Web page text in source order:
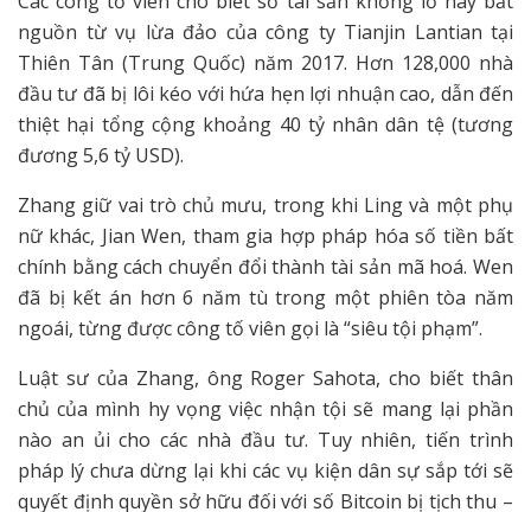
nguồn từ vụ lừa đảo của công ty Tianjin Lantian tại
Thiên Tân (Trung Quốc) năm 2017. Hơn 128,000 nhà
đầu tư đã bị lôi kéo với hứa hẹn lợi nhuận cao, dẫn đến
thiệt hại tổng cộng khoảng 40 tỷ nhân dân tệ (tương
đương 5,6 tỷ USD).
Zhang giữ vai trò chủ mưu, trong khi Ling và một phụ
nữ khác, Jian Wen, tham gia hợp pháp hóa số tiền bất
chính bằng cách chuyển đổi thành tài sản mã hoá. Wen
đã bị kết án hơn 6 năm tù trong một phiên tòa năm
ngoái, từng được công tố viên gọi là “siêu tội phạm”.
Luật sư của Zhang, ông Roger Sahota, cho biết thân
chủ của mình hy vọng việc nhận tội sẽ mang lại phần
nào an ủi cho các nhà đầu tư. Tuy nhiên, tiến trình
pháp lý chưa dừng lại khi các vụ kiện dân sự sắp tới sẽ
quyết định quyền sở hữu đối với số Bitcoin bị tịch thu –